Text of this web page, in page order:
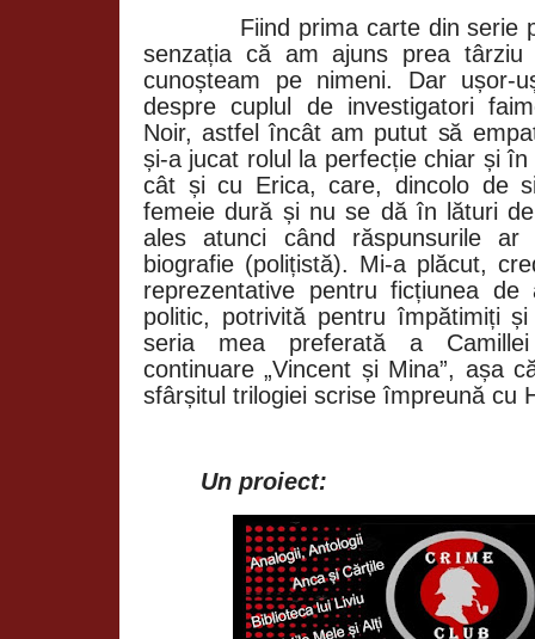
Fiind prima carte din serie pe
senzația că am ajuns prea
cunoșteam pe nimeni. Dar ușor-
despre cuplul de investigatori
Noir, astfel încât am putut să
și-a jucat rolul la perfecție chiar și
cât și cu Erica, care, dincolo de
femeie dură și nu se dă în lături
ales atunci când răspunsurile
biografie (polițistă). Mi-a plăcut,
reprezentative pentru ficțiunea
politic, potrivită pentru împătimiți
seria mea preferată a
continuare „Vincent și Mina”, așa
sfârșitul trilogiei scrise împreună cu
Un proiect: